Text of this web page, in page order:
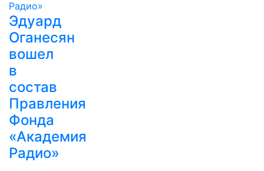
Эдуард
Оганесян
вошел
в
состав
Правления
Фонда
«Академия
Радио»